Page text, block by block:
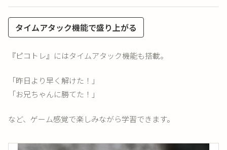
タイムアタック機能で盛り上がる
『ピコトレ』にはタイムアタック機能も搭載。
「昨日より早く解けた！」
「お兄ちゃんに勝てた！」
など、ゲーム感覚で楽しみながら学習できます。